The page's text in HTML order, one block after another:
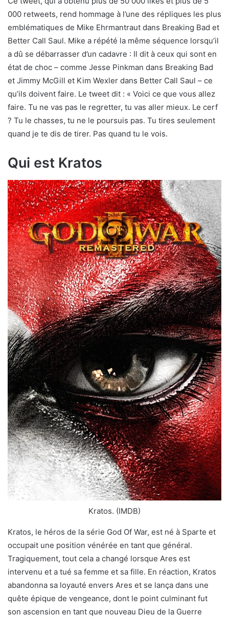
000 retweets, rend hommage à l’une des répliques les plus
emblématiques de Mike Ehrmantraut dans Breaking Bad et
Better Call Saul. Mike a répété la même séquence lorsqu’il
a dû se débarrasser d’un cadavre : Il dit à ceux qui sont en
état de choc – comme Jesse Pinkman dans Breaking Bad
et Jimmy McGill et Kim Wexler dans Better Call Saul – ce
qu’ils doivent faire. Le tweet dit : « Voici ce que vous allez
faire. Tu ne vas pas le regretter, tu vas aller mieux. Le cerf
? Tu le chasses, tu ne le poursuis pas. Tu tires seulement
quand je te dis de tirer. Pas quand tu le vois.
Qui est Kratos
Kratos. (IMDB)
Kratos, le héros de la série God Of War, est né à Sparte et
occupait une position vénérée en tant que général.
Tragiquement, tout cela a changé lorsque Ares est
intervenu et a tué sa femme et sa fille. En réaction, Kratos
abandonna sa loyauté envers Ares et se lança dans une
quête épique de vengeance, dont le point culminant fut
son ascension en tant que nouveau Dieu de la Guerre